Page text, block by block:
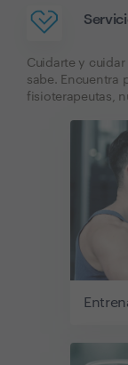
Cuidarte y
sabe. Encuentra
fisioterapeutas,